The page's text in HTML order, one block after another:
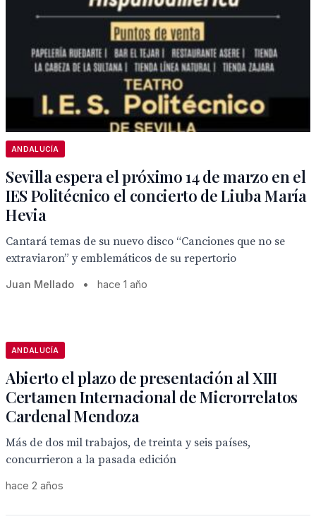
ANDALUCÍA
Sevilla espera el próximo 14 de marzo en el
IES Politécnico el concierto de Liuba María
Hevia
Cantará temas de su nuevo disco “Canciones que no se
extraviaron” y emblemáticos de su repertorio
Juan Mellado • hace 1 año
ANDALUCÍA
Abierto el plazo de presentación al XIII
Certamen Internacional de Microrrelatos
Cardenal Mendoza
Más de dos mil trabajos, de treinta y seis países,
concurrieron a la pasada edición
hace 2 años